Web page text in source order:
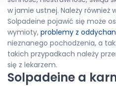
w jamie ustnej. Należy również
Solpadeine pojawić się może
wymioty, problemy z
nieznanego pochodzenia, a
takich przypadkach należy
się z lekarzem.
Solpadeine a